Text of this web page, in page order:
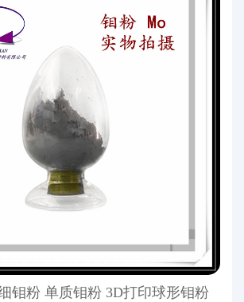
钼粉 单质钼粉 3D打印球形钼粉